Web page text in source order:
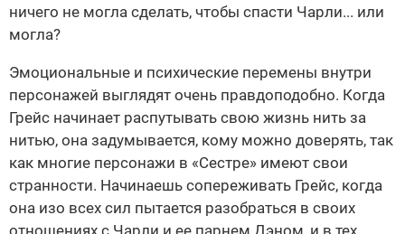
ничего не могла сделать, чтобы спасти Чарли... или
могла?
Эмоциональные и психические перемены внутри
персонажей выглядят очень правдоподобно. Когда
Грейс начинает распутывать свою жизнь нить за
нитью, она задумывается, кому можно доверять, так
как многие персонажи в «Сестре» имеют свои
странности. Начинаешь сопереживать Грейс, когда
она изо всех сил пытается разобраться в своих